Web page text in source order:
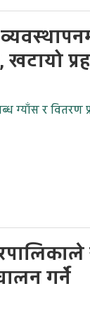
ग्याँस र वितरण
गर्ने